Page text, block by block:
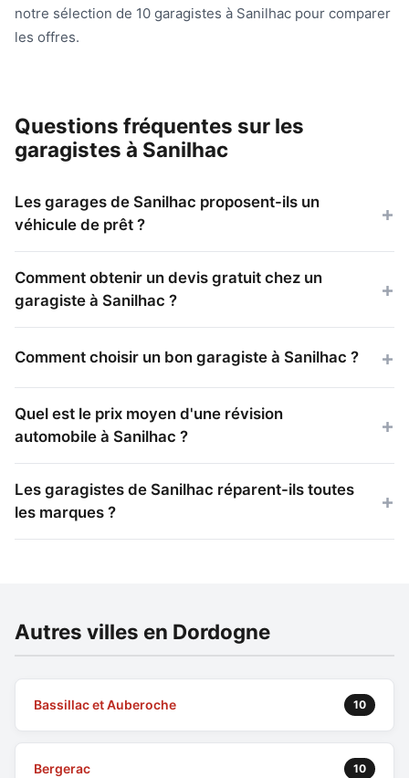
notre sélection de 10 garagistes à Sanilhac pour comparer
les offres.
Questions fréquentes sur les
garagistes à Sanilhac
Les garages de Sanilhac proposent-ils un
véhicule de prêt ?
Comment obtenir un devis gratuit chez un
garagiste à Sanilhac ?
Comment choisir un bon garagiste à Sanilhac ?
Quel est le prix moyen d'une révision
automobile à Sanilhac ?
Les garagistes de Sanilhac réparent-ils toutes
les marques ?
Autres villes en Dordogne
Bassillac et Auberoche 10
Bergerac 10